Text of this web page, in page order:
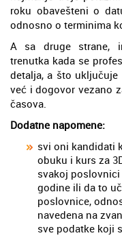
roku obavešteni o
odnosno o terminima
A sa druge strane,
trenutka kada se
detalja, a što uključuje
već i dogovor vezano
časova.
Dodatne napomene:
svi oni kandidati
obuku i kurs za
svakoj
godine ili da to
poslovnice,
navedena na
sve podatke koji